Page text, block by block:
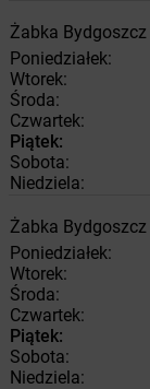
Żabka Bydgoszcz
Poniedziałek:
Wtorek:
Środa:
Czwartek:
Piątek:
Sobota:
Niedziela:
Żabka Bydgoszcz
Poniedziałek:
Wtorek:
Środa:
Czwartek:
Piątek:
Sobota:
Niedziela: